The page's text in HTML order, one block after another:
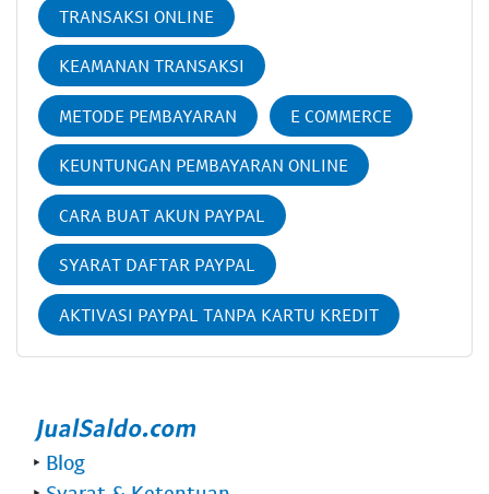
TRANSAKSI ONLINE
KEAMANAN TRANSAKSI
METODE PEMBAYARAN E COMMERCE
KEUNTUNGAN PEMBAYARAN ONLINE
CARA BUAT AKUN PAYPAL
SYARAT DAFTAR PAYPAL
AKTIVASI PAYPAL TANPA KARTU KREDIT
‣ Blog